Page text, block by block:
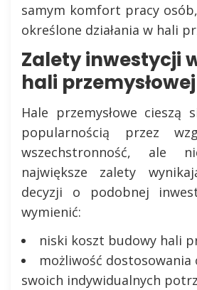
samym komfort pracy
określone działania w hali
Zalety inwestycji
hali przemysłowej
Hale przemysłowe cieszą
popularnością przez
wszechstronność, ale
największe zalety
decyzji o podobnej
wymienić:
niski koszt budowy hali
możliwość
swoich indywidualnych